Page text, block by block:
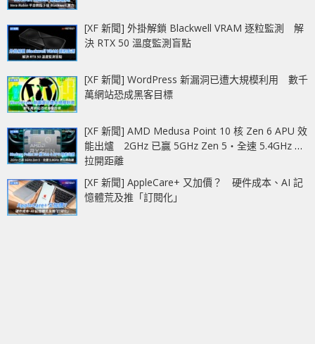
[XF 新聞] 外掛解鎖 Blackwell VRAM 逐粒監測 解
決 RTX 50 溫度監測盲點
[XF 新聞] WordPress 新漏洞已遭大規模利用 數千
萬網站恐成黑客目標
[XF 新聞] AMD Medusa Point 10 核 Zen 6 APU 效
能出爐 2GHz 已贏 5GHz Zen 5‧全速 5.4GHz 更
拉開距離
[XF 新聞] AppleCare+ 又加價？ 硬件成本、AI 記
憶體荒及推「訂閱化」